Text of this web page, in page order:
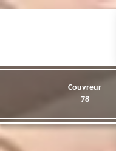
Couvreur
78